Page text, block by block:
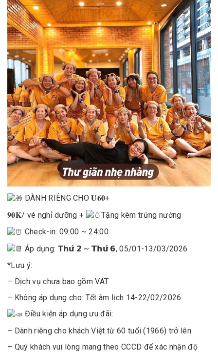
DÀNH RIÊNG CHO 𝐔𝟔𝟎+
𝟗𝟎𝐊/ vé nghỉ dưỡng +
Tặng kèm trứng nướng
Check-in: 09:00 ~ 24:00
Áp dụng: 𝗧𝗵𝘂̛́ 𝟮 ~ 𝗧𝗵𝘂̛́ 𝟲, 05/01-13/03/2026
*Lưu ý:
– Dịch vụ chưa bao gồm VAT
– Không áp dụng cho: Tết âm lịch 14-22/02/2026
Điều kiện áp dụng ưu đãi:
– Dành riêng cho khách Việt từ 60 tuổi (1966) trở lên
– Quý khách vui lòng mang theo CCCD để xác nhận độ